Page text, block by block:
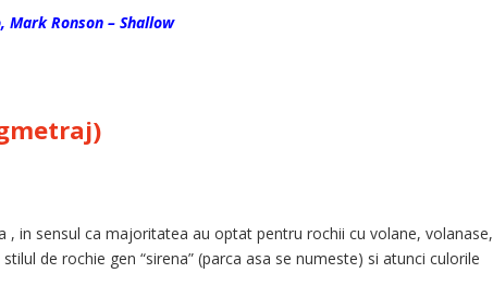
Mark Ronson – Shallow
in sensul ca majoritatea au optat pentru rochii cu volane, volanase,
de rochie gen “sirena” (parca asa se numeste) si atunci culorile